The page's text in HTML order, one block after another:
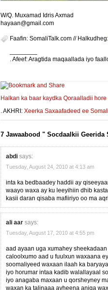
W/Q. Muxamad Idris Axmad
hayaan@gmail.com
Faafin: SomaliTalk.com // Halkudheg:
. Afeef: Aragtida maqaallada iyo
Halkan ka baar kaydka Qoraalladii
. AKHRI: Xeerka Saxaafadeed ee
7 Jawaabood " Socdaalkii
abdi says:
Tuesday, August 24, 2010 at 4:13 am
inta ka bedbaadey haddii ay
waayo waxa ay ku leeyihiin dhib
kasii daran qisaba mafiiriyo oo ma
ali aar says:
Tuesday, August 17, 2010 at 4:55 pm
aad ayaan uga xumahey
caloolxumo aad u fuulxun waxaana
soomaliyeed waxaan ilaah ka
iyo horumar intaa kadib walallayaal
iyo anagaba maxaan u qorsheyney
waxan ka talinaaa ayheena aniga